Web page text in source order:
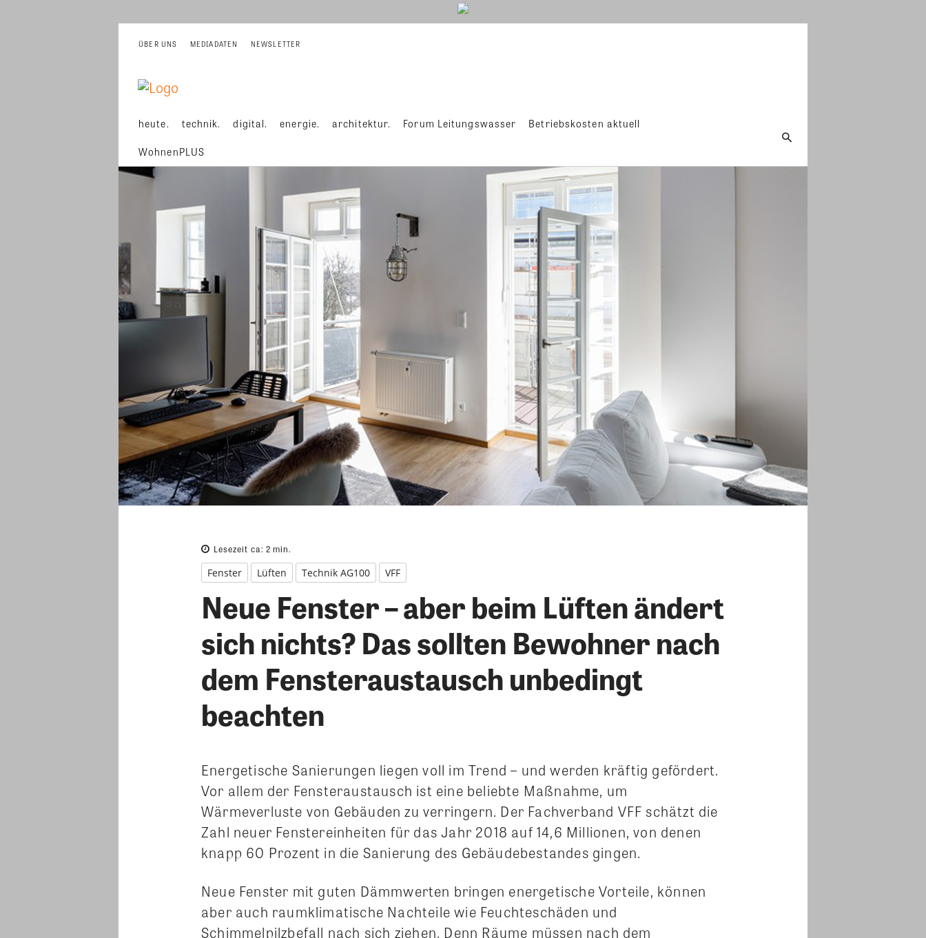
ÜBER UNS MEDIADATEN NEWSLETTER
heute. technik. digital. energie. architektur. Forum Leitungswasser Betriebskosten aktuell
WohnenPLUS
Lesezeit ca: 2 min.
Fenster Lüften Technik AG100 VFF
Neue Fenster – aber beim Lüften ändert
sich nichts? Das sollten Bewohner nach
dem Fensteraustausch unbedingt
beachten
Energetische Sanierungen liegen voll im Trend – und werden kräftig gefördert.
Vor allem der Fensteraustausch ist eine beliebte Maßnahme, um
Wärmeverluste von Gebäuden zu verringern. Der Fachverband VFF schätzt die
Zahl neuer Fenstereinheiten für das Jahr 2018 auf 14,6 Millionen, von denen
knapp 60 Prozent in die Sanierung des Gebäudebestandes gingen.
Neue Fenster mit guten Dämmwerten bringen energetische Vorteile, können
aber auch raumklimatische Nachteile wie Feuchteschäden und
Schimmelpilzbefall nach sich ziehen. Denn Räume müssen nach dem